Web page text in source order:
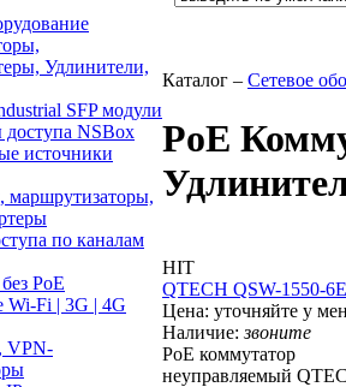
Удлинители,
SFP модули
NSBox
источники
по каналам
PoE
Wi-Fi | 3G | 4G
VPN-
Каталог – Сетевое
PoE
HIT
QTECH QSW-1550-
Цена: уточняйте у
Наличие:звоните
PoE коммутатор
неуправляемый